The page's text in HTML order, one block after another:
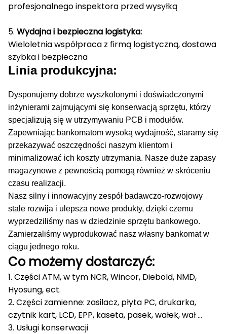
profesjonalnego inspektora przed wysyłką
5. Wydajna i bezpieczna logistyka:
Wieloletnia współpraca z firmą logistyczną, dostawa
szybka i bezpieczna
Linia produkcyjna:
Dysponujemy dobrze wyszkolonymi i doświadczonymi
inżynierami zajmującymi się konserwacją sprzętu, którzy
specjalizują się w utrzymywaniu PCB i modułów.
Zapewniając bankomatom wysoką wydajność, staramy się
przekazywać oszczędności naszym klientom i
minimalizować ich koszty utrzymania. Nasze duże zapasy
magazynowe z pewnością pomogą również w skróceniu
czasu realizacji.
Nasz silny i innowacyjny zespół badawczo-rozwojowy
stale rozwija i ulepsza nowe produkty, dzięki czemu
wyprzedziliśmy nas w dziedzinie sprzętu bankowego.
Zamierzaliśmy wyprodukować nasz własny bankomat w
ciągu jednego roku.
Co możemy dostarczyć:
1. Części ATM, w tym NCR, Wincor, Diebold, NMD,
Hyosung, ect.
2. Części zamienne: zasilacz, płyta PC, drukarka,
czytnik kart, LCD, EPP, kaseta, pasek, wałek, wał ...
3. Usługi konserwacji